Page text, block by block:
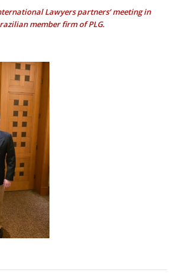
Lawyers partners’ meeting in
member firm of PLG.